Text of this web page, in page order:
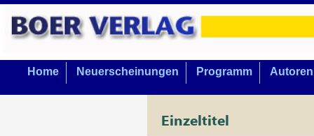
Home Neuerscheinungen Programm Autoren
Einzeltitel